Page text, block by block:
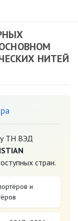
НИТЕЙ
ТН ВЭД
стран.
и